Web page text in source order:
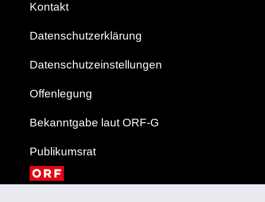
Kontakt
Datenschutzerklärung
Datenschutzeinstellungen
Offenlegung
Bekanntgabe laut ORF-G
Publikumsrat